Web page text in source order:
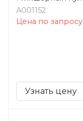
A001152
Цена по запросу
Узнать цену